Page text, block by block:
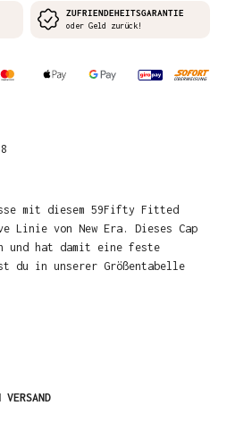
ZUFRIENDEHEITSGARANTIE
oder Geld zurück!
mit diesem 59Fifty Fitted
Linie von New Era. Dieses Cap
und hat damit eine feste
du in unserer Größentabelle